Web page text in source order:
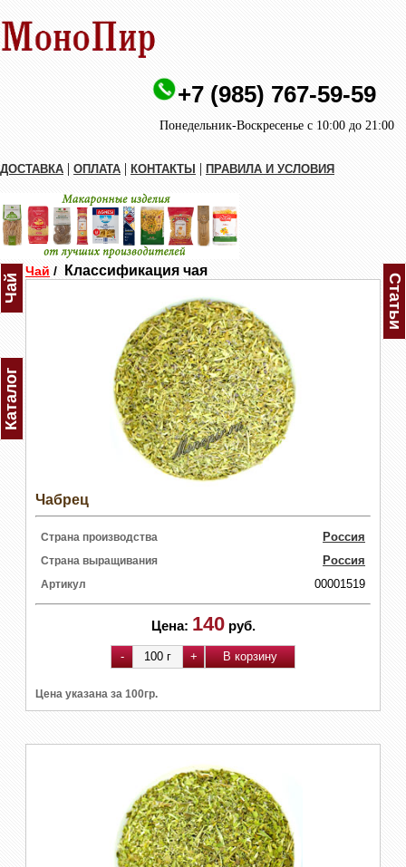
+7 (985) 767-59-59
Понедельник-Воскресенье с 10:00 до 21:00
ДОСТАВКА | ОПЛАТА | КОНТАКТЫ | ПРАВИЛА И УСЛОВИЯ
Чай
Каталог
Чай / Классификация чая
Чабрец
Страна производства Россия
Страна выращивания Россия
Артикул 00001519
Цена: 140 руб.
Цена указана за 100гр.
Статьи